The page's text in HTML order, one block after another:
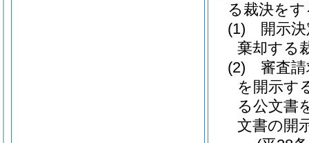
る裁決を
(1)
開示
棄却する
(2)
審査
を開示す
る公文書
文書の開